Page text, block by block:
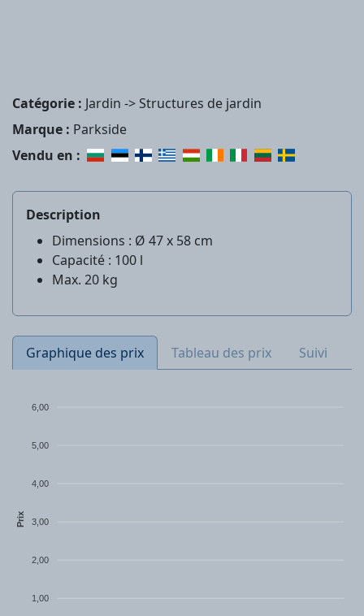
Catégorie : Jardin -> Structures de jardin
Marque : Parkside
Vendu en :
Description
Dimensions : Ø 47 x 58 cm
Capacité : 100 l
Max. 20 kg
Graphique des prix Tableau des prix Suivi
6,00
5,00
4,00
3,00
2,00
1,00
Prix